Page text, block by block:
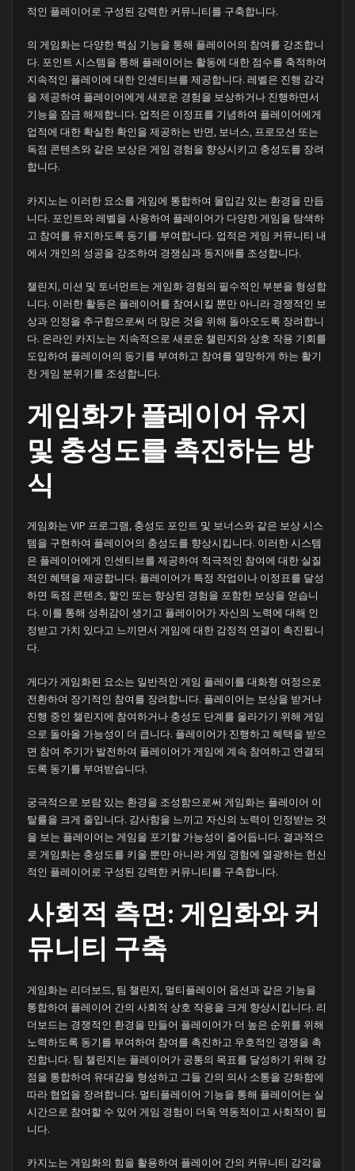
적인 플레이어로 구성된 강력한 커뮤니티를 구축합니다.
의 게임화는 다양한 핵심 기능을 통해 플레이어의 참여를 강조합니
다. 포인트 시스템을 통해 플레이어는 활동에 대한 점수를 축적하여
지속적인 플레이에 대한 인센티브를 제공합니다. 레벨은 진행 감각
을 제공하여 플레이어에게 새로운 경험을 보상하거나 진행하면서
기능을 잠금 해제합니다. 업적은 이정표를 기념하여 플레이어에게
업적에 대한 확실한 확인을 제공하는 반면, 보너스, 프로모션 또는
독점 콘텐츠와 같은 보상은 게임 경험을 향상시키고 충성도를 장려
합니다.
카지노는 이러한 요소를 게임에 통합하여 몰입감 있는 환경을 만듭
니다. 포인트와 레벨을 사용하여 플레이어가 다양한 게임을 탐색하
고 참여를 유지하도록 동기를 부여합니다. 업적은 게임 커뮤니티 내
에서 개인의 성공을 강조하여 경쟁심과 동지애를 조성합니다.
챌린지, 미션 및 토너먼트는 게임화 경험의 필수적인 부분을 형성합
니다. 이러한 활동은 플레이어를 참여시킬 뿐만 아니라 경쟁적인 보
상과 인정을 추구함으로써 더 많은 것을 위해 돌아오도록 장려합니
다. 온라인 카지노는 지속적으로 새로운 챌린지와 상호 작용 기회를
도입하여 플레이어의 동기를 부여하고 참여를 열망하게 하는 활기
찬 게임 분위기를 조성합니다.
게임화가 플레이어 유지
및 충성도를 촉진하는 방
식
게임화는 VIP 프로그램, 충성도 포인트 및 보너스와 같은 보상 시스
템을 구현하여 플레이어의 충성도를 향상시킵니다. 이러한 시스템
은 플레이어에게 인센티브를 제공하여 적극적인 참여에 대한 실질
적인 혜택을 제공합니다. 플레이어가 특정 작업이나 이정표를 달성
하면 독점 콘텐츠, 할인 또는 향상된 경험을 포함한 보상을 얻습니
다. 이를 통해 성취감이 생기고 플레이어가 자신의 노력에 대해 인
정받고 가치 있다고 느끼면서 게임에 대한 감정적 연결이 촉진됩니
다.
게다가 게임화된 요소는 일반적인 게임 플레이를 대화형 여정으로
전환하여 장기적인 참여를 장려합니다. 플레이어는 보상을 받거나
진행 중인 챌린지에 참여하거나 충성도 단계를 올라가기 위해 게임
으로 돌아올 가능성이 더 큽니다. 플레이어가 진행하고 혜택을 받으
면 참여 주기가 발전하여 플레이어가 게임에 계속 참여하고 연결되
도록 동기를 부여받습니다.
궁극적으로 보람 있는 환경을 조성함으로써 게임화는 플레이어 이
탈률을 크게 줄입니다. 감사함을 느끼고 자신의 노력이 인정받는 것
을 보는 플레이어는 게임을 포기할 가능성이 줄어듭니다. 결과적으
로 게임화는 충성도를 키울 뿐만 아니라 게임 경험에 열광하는 헌신
적인 플레이어로 구성된 강력한 커뮤니티를 구축합니다.
사회적 측면: 게임화와 커
뮤니티 구축
게임화는 리더보드, 팀 챌린지, 멀티플레이어 옵션과 같은 기능을
통합하여 플레이어 간의 사회적 상호 작용을 크게 향상시킵니다. 리
더보드는 경쟁적인 환경을 만들어 플레이어가 더 높은 순위를 위해
노력하도록 동기를 부여하여 참여를 촉진하고 우호적인 경쟁을 촉
진합니다. 팀 챌린지는 플레이어가 공통의 목표를 달성하기 위해 강
점을 통합하여 유대감을 형성하고 그들 간의 의사 소통을 강화함에
따라 협업을 장려합니다. 멀티플레이어 기능을 통해 플레이어는 실
시간으로 참여할 수 있어 게임 경험이 더욱 역동적이고 사회적이 됩
니다.
카지노는 게임화의 힘을 활용하여 플레이어 간의 커뮤니티 감각을